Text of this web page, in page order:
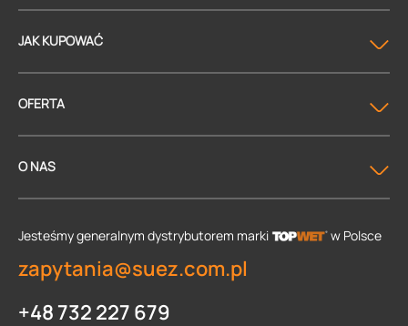
JAK KUPOWAĆ
OFERTA
O NAS
Jesteśmy generalnym dystrybutorem marki w Polsce
zapytania@suez.com.pl
+48 732 227 679